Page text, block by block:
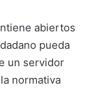
abiertos
pueda
un servidor
normativa